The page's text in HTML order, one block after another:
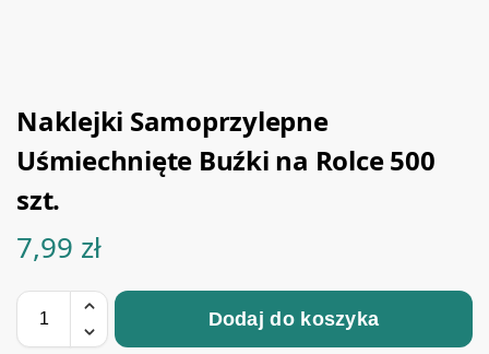
Naklejki Samoprzylepne
Uśmiechnięte Buźki na Rolce 500
szt.
7,99 zł
Dodaj do koszyka